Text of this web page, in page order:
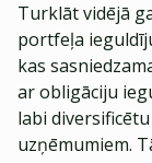
Turklāt vidējā
portfeļa
kas
ar obligāciju
labi
uzņēmumiem.